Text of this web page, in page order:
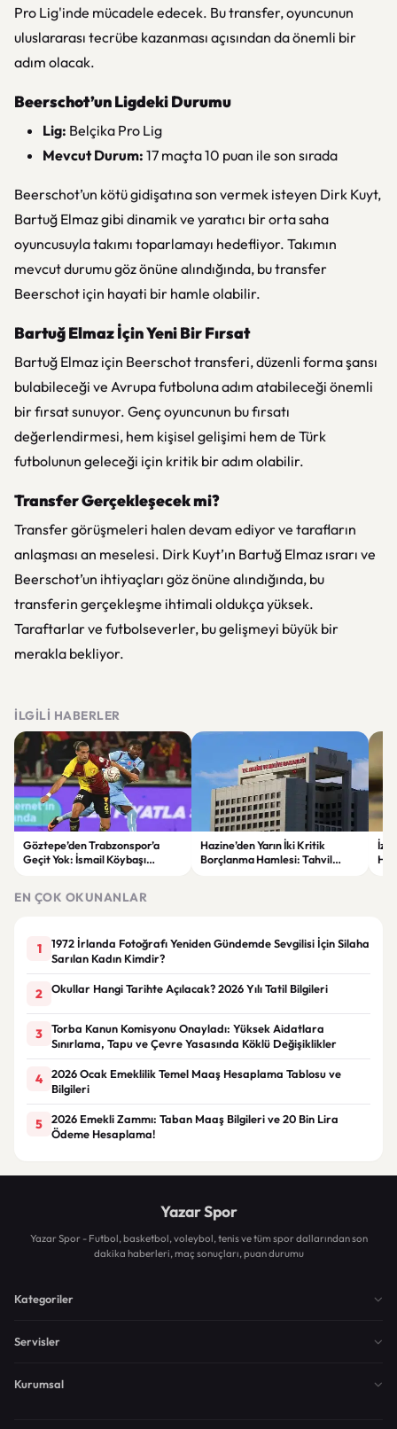
Pro Lig'inde mücadele edecek. Bu transfer, oyuncunun
uluslararası tecrübe kazanması açısından da önemli bir
adım olacak.
Beerschot’un Ligdeki Durumu
Lig: Belçika Pro Lig
Mevcut Durum: 17 maçta 10 puan ile son sırada
Beerschot’un kötü gidişatına son vermek isteyen Dirk Kuyt,
Bartuğ Elmaz gibi dinamik ve yaratıcı bir orta saha
oyuncusuyla takımı toparlamayı hedefliyor. Takımın
mevcut durumu göz önüne alındığında, bu transfer
Beerschot için hayati bir hamle olabilir.
Bartuğ Elmaz İçin Yeni Bir Fırsat
Bartuğ Elmaz için Beerschot transferi, düzenli forma şansı
bulabileceği ve Avrupa futboluna adım atabileceği önemli
bir fırsat sunuyor. Genç oyuncunun bu fırsatı
değerlendirmesi, hem kişisel gelişimi hem de Türk
futbolunun geleceği için kritik bir adım olabilir.
Transfer Gerçekleşecek mi?
Transfer görüşmeleri halen devam ediyor ve tarafların
anlaşması an meselesi. Dirk Kuyt’ın Bartuğ Elmaz ısrarı ve
Beerschot’un ihtiyaçları göz önüne alındığında, bu
transferin gerçekleşme ihtimali oldukça yüksek.
Taraftarlar ve futbolseverler, bu gelişmeyi büyük bir
merakla bekliyor.
İLGILI HABERLER
Göztepe’den Trabzonspor’a
Geçit Yok: İsmail Köybaşı
Hazine’den Yarın İki Kritik
Borçlanma Hamlesi: Tahvil
EN ÇOK OKUNANLAR
1
1972 İrlanda Fotoğrafı Yeniden Gündemde Sevgilisi İçin Silaha
Sarılan Kadın Kimdir?
2 Okullar Hangi Tarihte Açılacak? 2026 Yılı Tatil Bilgileri
3
Torba Kanun Komisyonu Onayladı: Yüksek Aidatlara
Sınırlama, Tapu ve Çevre Yasasında Köklü Değişiklikler
4
2026 Ocak Emeklilik Temel Maaş Hesaplama Tablosu ve
Bilgileri
5
2026 Emekli Zammı: Taban Maaş Bilgileri ve 20 Bin Lira
Ödeme Hesaplama!
Yazar Spor
Yazar Spor - Futbol, basketbol, voleybol, tenis ve tüm spor dallarından son
dakika haberleri, maç sonuçları, puan durumu
Kategoriler
Servisler
Kurumsal